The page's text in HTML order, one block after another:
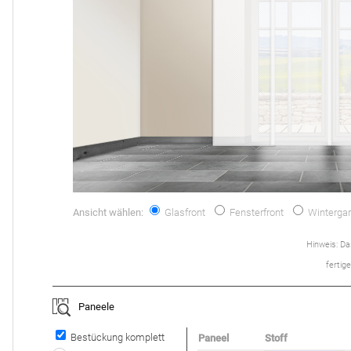
Ansicht wählen: Glasfront Fensterfront
Hinweis:
Paneele
Bestückung komplett Paneel
Stoff